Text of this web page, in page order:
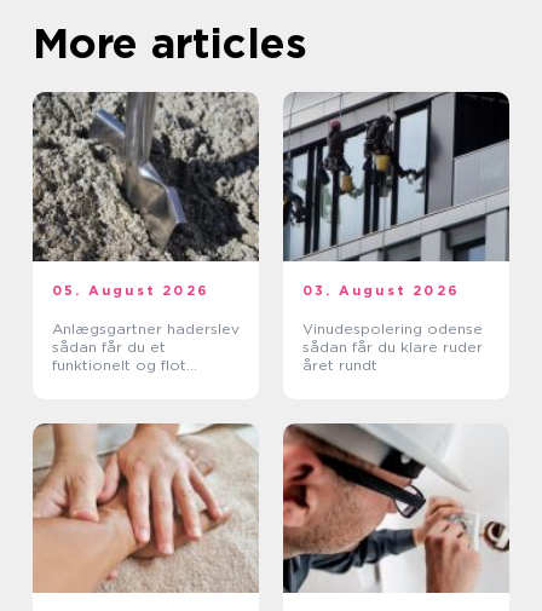
More articles
05. August 2026
Anlægsgartner haderslev
sådan får du et
funktionelt og flot
03. August 2026
Vinudespolering odense
sådan får du klare ruder
året rundt